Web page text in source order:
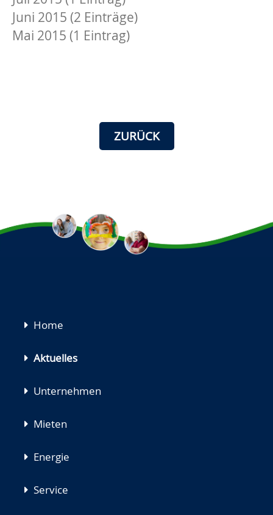
Juni 2015 (2 Einträge)
Mai 2015 (1 Eintrag)
ZURÜCK
Navigation
Home
Aktuelles
Unternehmen
Mieten
Energie
Service